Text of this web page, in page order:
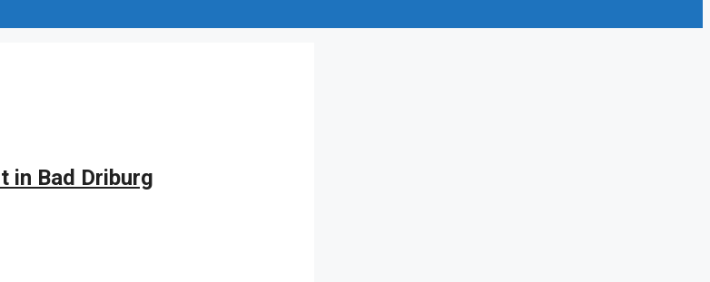
in Bad Driburg